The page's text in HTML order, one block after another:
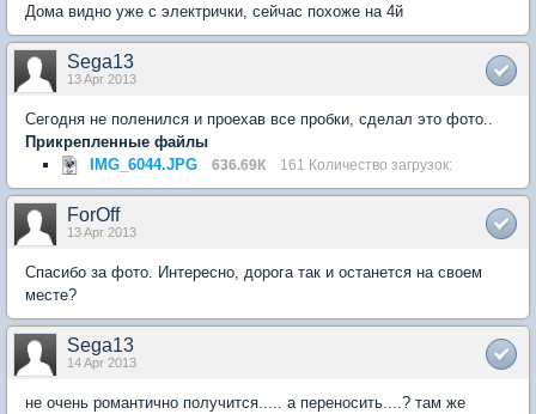
Дома видно уже с электрички, сейчас похоже на 4й
Sega13
13 Apr 2013
Сегодня не поленился и проехав все пробки, сделал это фото..
Прикрепленные файлы
IMG_6044.JPG
636.69К 161 Количество загрузок:
ForOff
13 Apr 2013
Спасибо за фото. Интересно, дорога так и останется на своем
месте?
Sega13
14 Apr 2013
не очень романтично получится..... а переносить....? там же